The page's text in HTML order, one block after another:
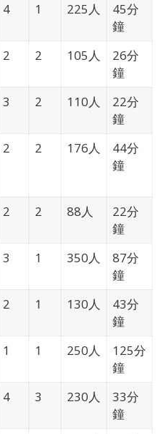
4 1 225人
45分
鐘
2 2 105人
26分
鐘
3 2 110人
22分
鐘
2 2 176人
44分
鐘
2 2 88人
22分
鐘
3 1 350人
87分
鐘
2 1 130人
43分
鐘
1 1 250人
125分
鐘
4 3 230人
33分
鐘